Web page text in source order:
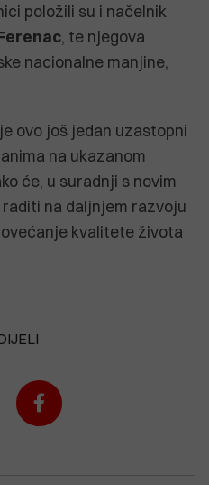
položili su i načelnik
, te njegova
nacionalne manjine,
ovo još jedan uzastopni
na ukazanom
će, u suradnji s novim
na daljnjem razvoju
kvalitete života